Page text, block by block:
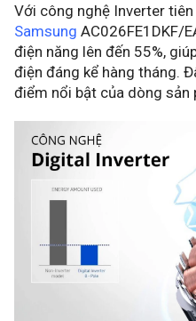
Với công nghệ Inverter tiên
Samsung AC026FE1DKF/
điện năng lên đến 55%,
điện đáng kể hàng tháng.
điểm nổi bật của dòng sản